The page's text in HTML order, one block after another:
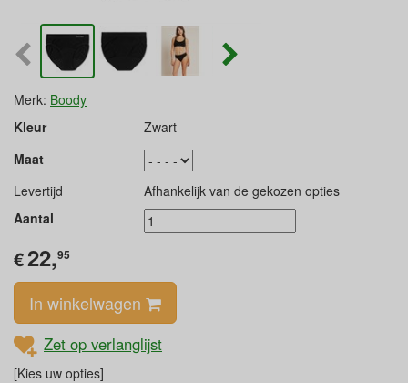
Merk: Boody
Kleur
Zwart
Maat
Levertijd
Afhankelijk van de gekozen opties
Aantal
€22,95
In winkelwagen
Zet op verlanglijst
[Kies uw opties]